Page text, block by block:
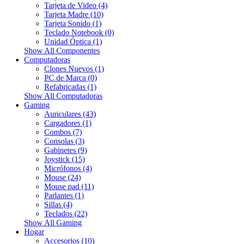
Tarjeta de Video (4)
Tarjeta Madre (10)
Tarjeta Sonido (1)
Teclado Notebook (0)
Unidad Óptica (1)
Show All Componentes
Computadoras
Clones Nuevos (1)
PC de Marca (0)
Refabricadas (1)
Show All Computadoras
Gaming
Auriculares (43)
Cargadores (1)
Combos (7)
Consolas (3)
Gabinetes (9)
Joystick (15)
Micrófonos (4)
Mouse (24)
Mouse pad (11)
Parlantes (1)
Sillas (4)
Teclados (22)
Show All Gaming
Hogar
Accesorios (10)